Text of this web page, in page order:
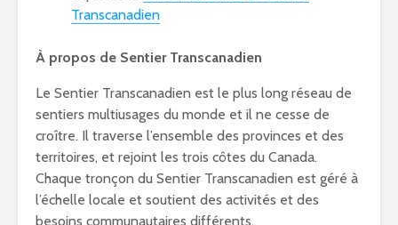
Transcanadien
À propos de Sentier Transcanadien
Le Sentier Transcanadien est le plus long réseau de
sentiers multiusages du monde et il ne cesse de
croître. Il traverse l’ensemble des provinces et des
territoires, et rejoint les trois côtes du Canada.
Chaque tronçon du Sentier Transcanadien est géré à
l’échelle locale et soutient des activités et des
besoins communautaires différents.